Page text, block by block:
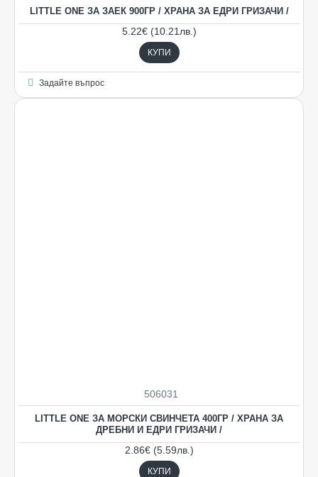
LITTLE ONE ЗА ЗАЕК 900ГР / ХРАНА ЗА ЕДРИ ГРИЗАЧИ /
5.22€ (10.21лв.)
КУПИ
Задайте въпрос
506031
LITTLE ONE ЗА МОРСКИ СВИНЧЕТА 400ГР / ХРАНА ЗА
ДРЕБНИ И ЕДРИ ГРИЗАЧИ /
2.86€ (5.59лв.)
КУПИ